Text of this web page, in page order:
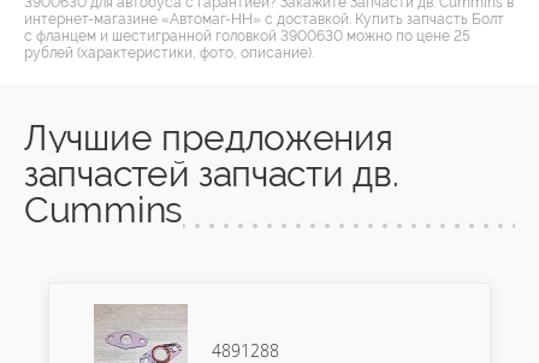
интернет-магазине «Автомаг-НН» с доставкой. Купить запчасть Болт
с фланцем и шестигранной головкой 3900630 можно по цене 25
рублей (характеристики, фото, описание).
Лучшие предложения
запчастей запчасти дв.
Cummins
4891288